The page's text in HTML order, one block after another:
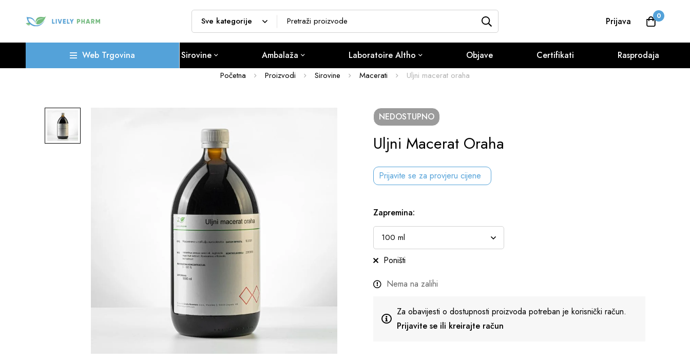
Prijava 0
Web Trgovina Sirovine Ambalaža Laboratoire Altho Objave Certifikati Rasprodaja
Početna Proizvodi Sirovine Macerati Uljni macerat oraha
NEDOSTUPNO
Uljni Macerat Oraha
Prijavite se za provjeru cijene
Zapremina:
Poništi
Nema na zalihi
Za obavijesti o dostupnosti proizvoda potreban je korisnički račun.
Prijavite se ili kreirajte račun